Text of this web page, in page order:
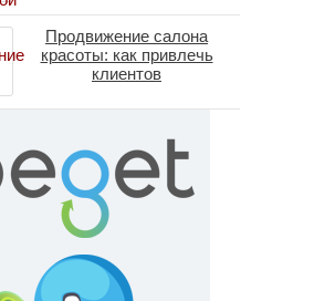
специалистов в 2026 году
Продвижение салона
красоты: как привлечь
клиентов